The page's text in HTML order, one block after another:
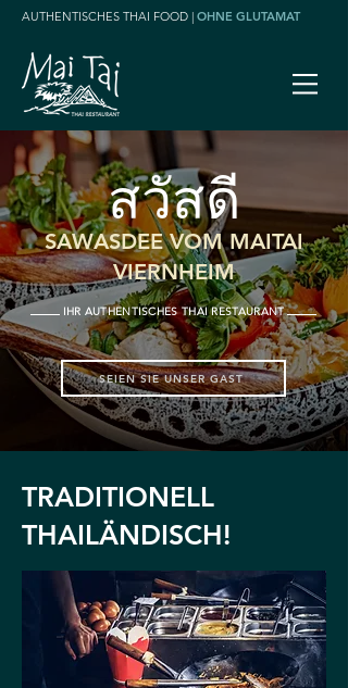
AUTHENTISCHES THAI FOOD | OHNE GLUTAMAT
สวัสดี
SAWASDEE VOM MAITAI
VIERNHEIM
IHR AUTHENTISCHES THAI RESTAURANT
SEIEN SIE UNSER GAST
TRADITIONELL
THAILÄNDISCH!